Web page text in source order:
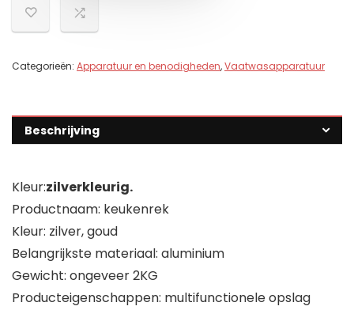
Categorieën: Apparatuur en benodigheden,Vaatwasapparatuur
Beschrijving
Kleur:zilverkleurig.
Productnaam: keukenrek
Kleur: zilver, goud
Belangrijkste materiaal: aluminium
Gewicht: ongeveer 2KG
Producteigenschappen: multifunctionele opslag